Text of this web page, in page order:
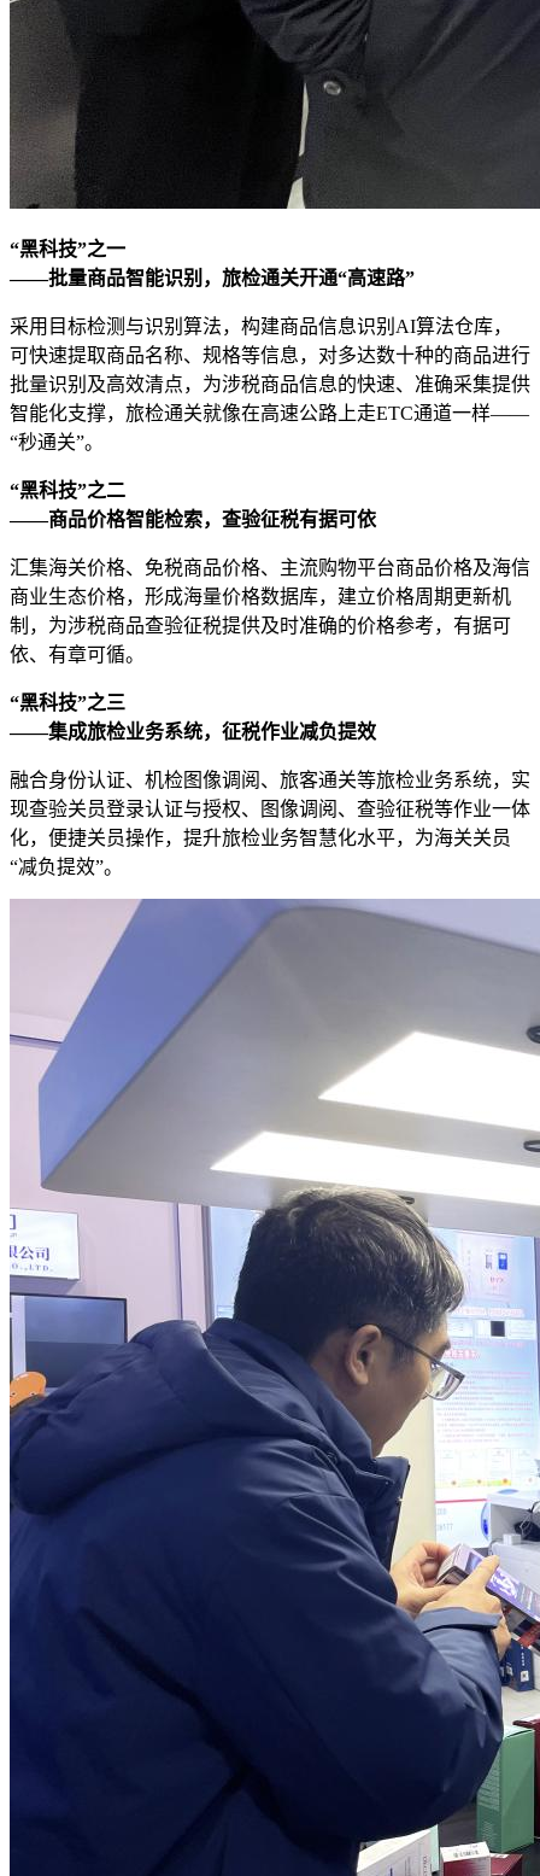
“黑科技”之一
——批量商品智能识别，旅检通关开通“高速路”
采用目标检测与识别算法，构建商品信息识别AI算法仓库，
可快速提取商品名称、规格等信息，对多达数十种的商品进行
批量识别及高效清点，为涉税商品信息的快速、准确采集提供
智能化支撑，旅检通关就像在高速公路上走ETC通道一样——
“秒通关”。
“黑科技”之二
——商品价格智能检索，查验征税有据可依
汇集海关价格、免税商品价格、主流购物平台商品价格及海信
商业生态价格，形成海量价格数据库，建立价格周期更新机
制，为涉税商品查验征税提供及时准确的价格参考，有据可
依、有章可循。
“黑科技”之三
——集成旅检业务系统，征税作业减负提效
融合身份认证、机检图像调阅、旅客通关等旅检业务系统，实
现查验关员登录认证与授权、图像调阅、查验征税等作业一体
化，便捷关员操作，提升旅检业务智慧化水平，为海关关员
“减负提效”。